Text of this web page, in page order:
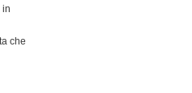
in
che